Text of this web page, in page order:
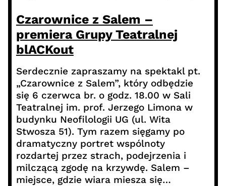
Czarownice z Salem –
premiera Grupy Teatralnej
blACKout
Serdecznie zapraszamy na spektakl pt.
„Czarownice z Salem”, który odbędzie
się 6 czerwca br. o godz. 18.00 w Sali
Teatralnej im. prof. Jerzego Limona w
budynku Neofilologii UG (ul. Wita
Stwosza 51). Tym razem sięgamy po
dramatyczny portret wspólnoty
rozdartej przez strach, podejrzenia i
milczącą zgodę na krzywdę. Salem –
miejsce, gdzie wiara miesza się…